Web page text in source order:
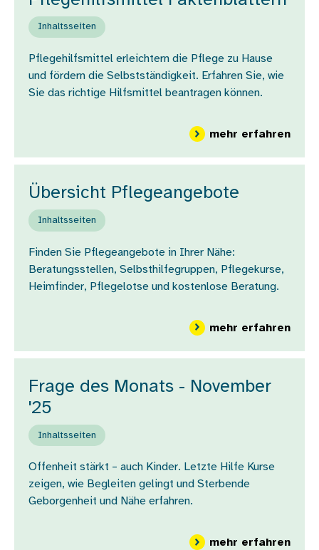
Inhaltsseiten
Pflegehilfsmittel erleichtern die Pflege zu Hause
und fördern die Selbstständigkeit. Erfahren Sie, wie
Sie das richtige Hilfsmittel beantragen können.
mehr erfahren
Übersicht Pflegeangebote
Inhaltsseiten
Finden Sie Pflegeangebote in Ihrer Nähe:
Beratungsstellen, Selbsthilfegruppen, Pflegekurse,
Heimfinder, Pflegelotse und kostenlose Beratung.
mehr erfahrenüber
Frage des Monats - November
'25
Inhaltsseiten
Offenheit stärkt – auch Kinder. Letzte Hilfe Kurse
zeigen, wie Begleiten gelingt und Sterbende
Geborgenheit und Nähe erfahren.
mehr erfahrenüber